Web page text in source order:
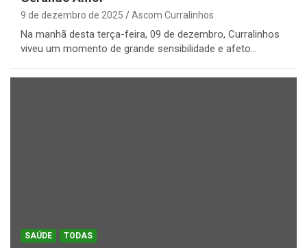
9 de dezembro de 2025 Ascom Curralinhos
Na manhã desta terça-feira, 09 de dezembro, Curralinhos
viveu um momento de grande sensibilidade e afeto…
SAÚDE TODAS